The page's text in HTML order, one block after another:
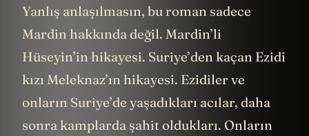
Yanlış anlaşılmasın, bu roman sadece
Mardin hakkında değil. Mardin’li
Hüseyin’in hikayesi. Suriye’den kaçan Ezidi
kızı Meleknaz’ın hikayesi. Ezidiler ve
onların Suriye’de yaşadıkları acılar, daha
sonra kamplarda şahit oldukları. Onların